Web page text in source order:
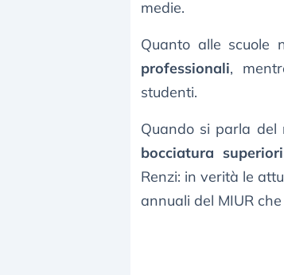
medie.
Quanto alle scuole
professionali,
studenti.
Quando si parla del
bocciatura superiori
Renzi: in verità le
annuali del MIUR